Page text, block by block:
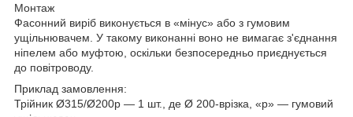
Монтаж
Фасонний виріб виконується в «мінус» або з гумовим
ущільнювачем. У такому виконанні воно не вимагає з'єднання
ніпелем або муфтою, оскільки безпосередньо приєднується
до повітроводу.
Приклад замовлення:
Трійник Ø315/Ø200р — 1 шт., де Ø 200-врізка, «р» — гумовий